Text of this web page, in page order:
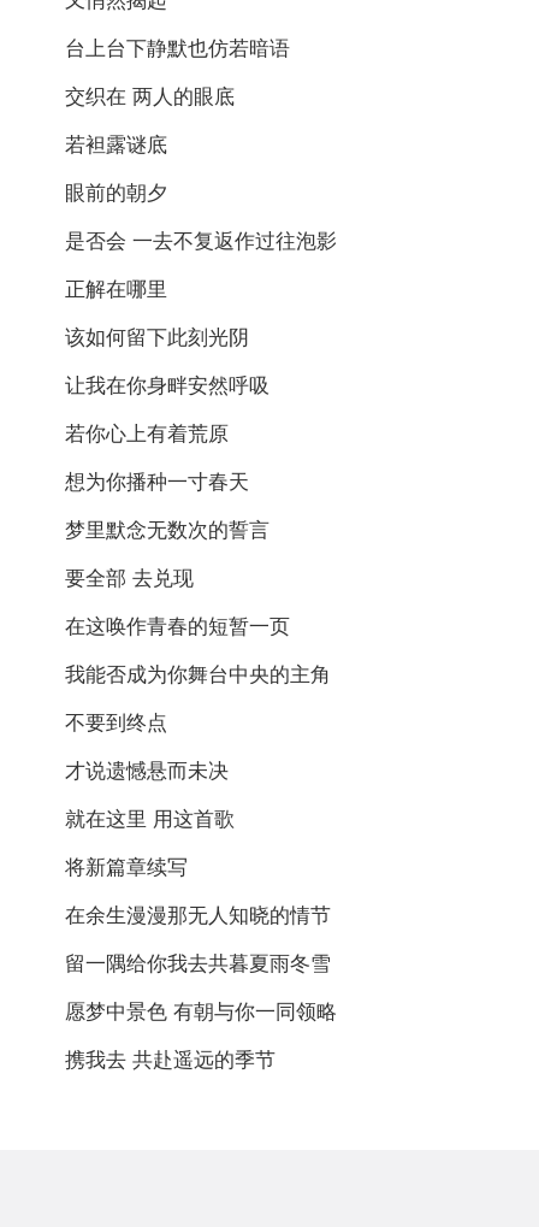
台上台下静默也仿若暗语
交织在 两人的眼底
若袒露谜底
眼前的朝夕
是否会 一去不复返作过往泡影
正解在哪里
该如何留下此刻光阴
让我在你身畔安然呼吸
若你心上有着荒原
想为你播种一寸春天
梦里默念无数次的誓言
要全部 去兑现
在这唤作青春的短暂一页
我能否成为你舞台中央的主角
不要到终点
才说遗憾悬而未决
就在这里 用这首歌
将新篇章续写
在余生漫漫那无人知晓的情节
留一隅给你我去共暮夏雨冬雪
愿梦中景色 有朝与你一同领略
携我去 共赴遥远的季节